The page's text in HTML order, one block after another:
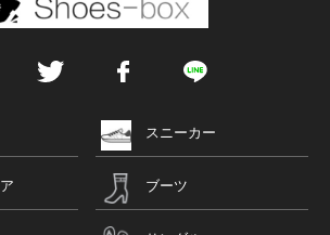
スニーカー
ブーツ